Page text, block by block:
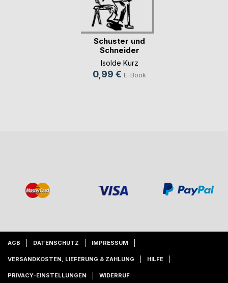
Schuster und
Schneider
Isolde Kurz
0,99 € E-Book
AGB DATENSCHUTZ IMPRESSUM
VERSANDKOSTEN, LIEFERUNG & ZAHLUNG HILFE
PRIVACY-EINSTELLUNGEN WIDERRUF